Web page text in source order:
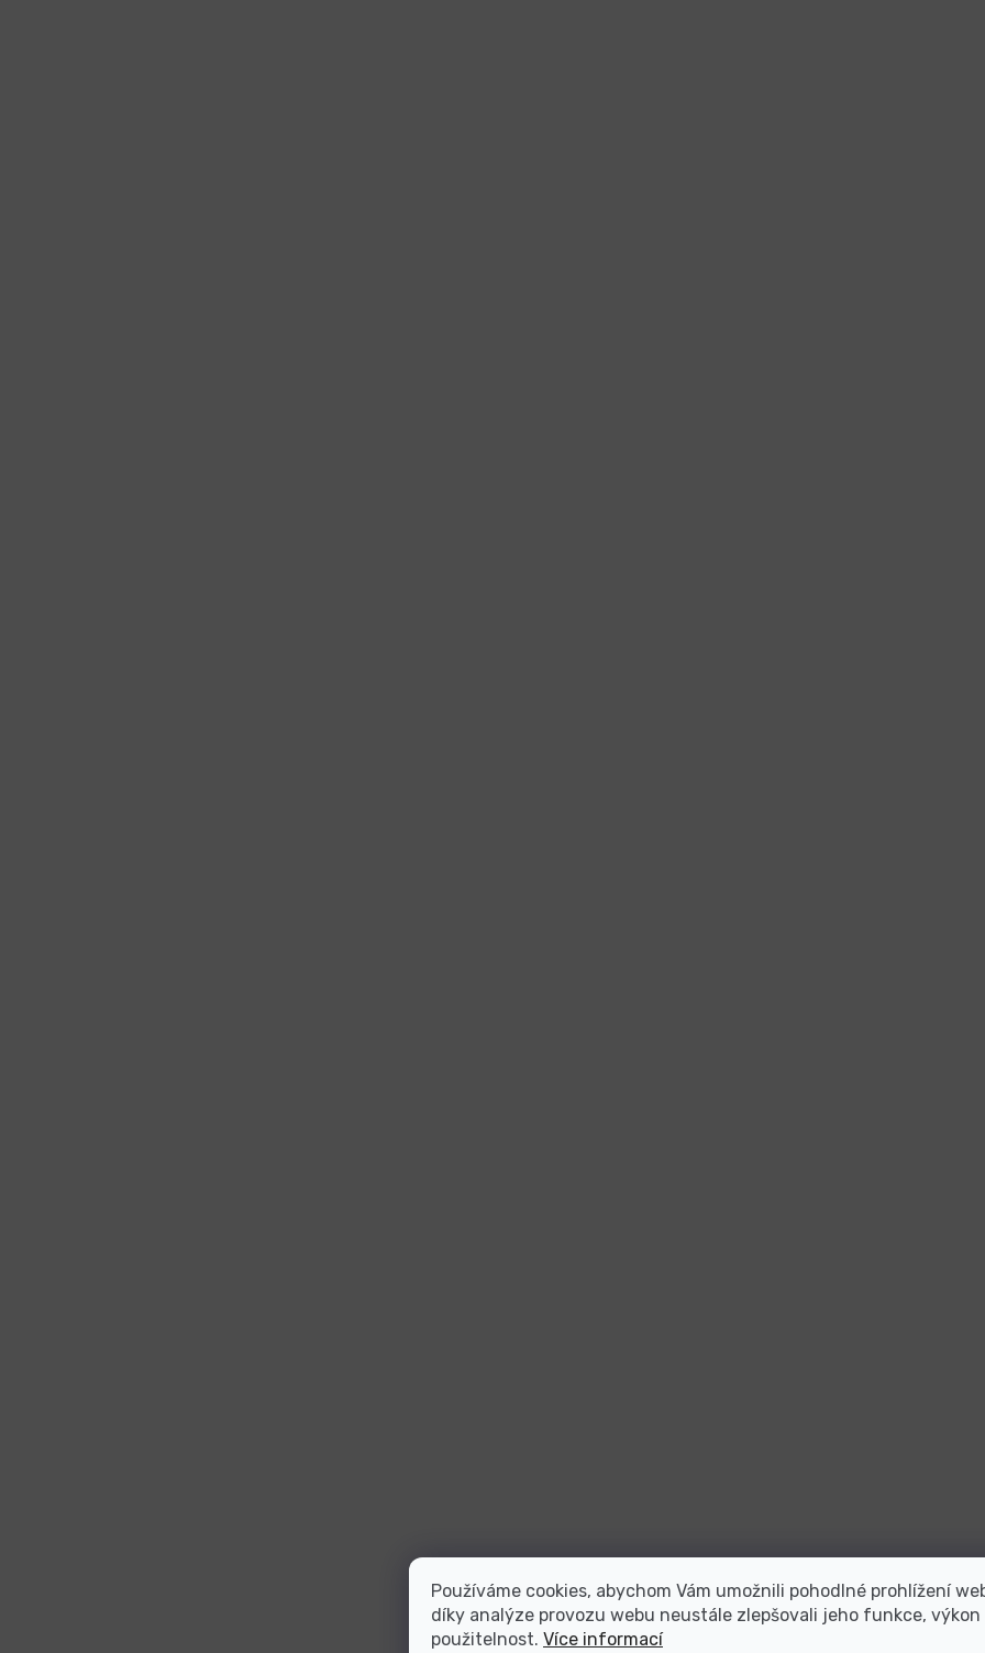
Používáme cookies, abychom Vám umožnili pohodlné prohlížení
díky analýze provozu webu neustále zlepšovali jeho funkce, výkon
použitelnost. Více informací